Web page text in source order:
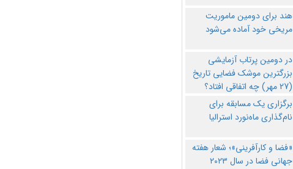
هند برای دومین ماموریت
مریخی خود آماده می‌شود
در دومین پرتاب آزمایشی
بزرگترین موشک فضایی تاریخ
(27 مهر‌) چه اتفاقی افتاد؟
برگزاری یک مسابقه برای
نام‌گذاری ماه‌نورد استرالیا
«فضا و کارآفرینی»؛ شعار هفته
جهانی فضا در سال ۲۰۲۳